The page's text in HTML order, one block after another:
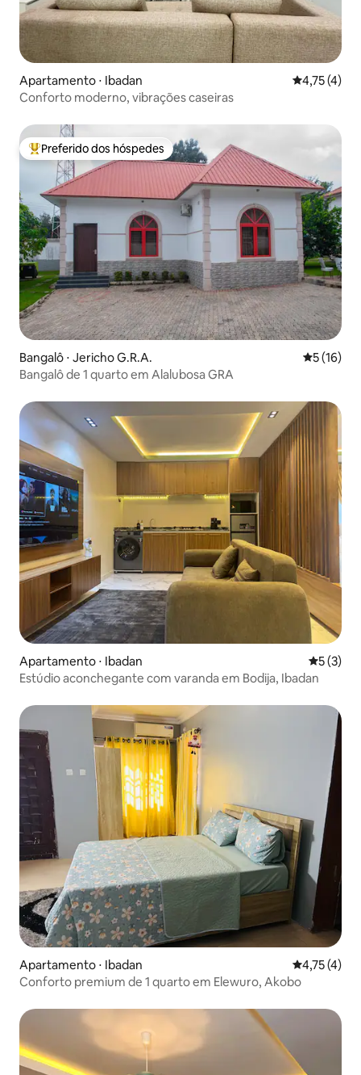
Apartamento ⋅ Ibadan 4,75 de
4,75 (4)
Conforto moderno, vibrações caseiras
Entre os melhores preferidos dos hóspedes
Preferido dos hóspedes
Bangalô ⋅ Jericho G.R.A. 5 de uma
5 (16)
Bangalô de 1 quarto em Alalubosa GRA
Apartamento ⋅ Ibadan 5 de
5 (3)
Estúdio aconchegante com varanda em Bodija, Ibadan
Apartamento ⋅ Ibadan 4,75 de
4,75 (4)
Conforto premium de 1 quarto em Elewuro, Akobo